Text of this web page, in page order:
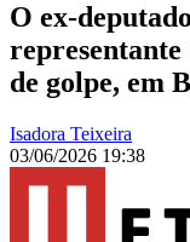
O ex-
representante
de golpe, em
Isadora Teixeira
03/06/2026 19:38